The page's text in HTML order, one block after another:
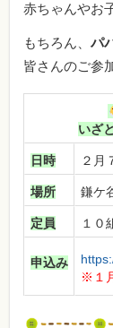
赤ちゃんやお
もちろん、 パ
皆さんのご参
いざ
日時 ２月
場所 鎌ケ
定員 １０
申込み
※１